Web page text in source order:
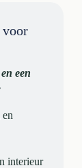
voor
een
interieur